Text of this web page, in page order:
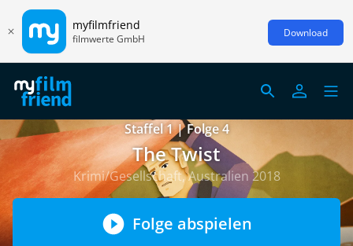
myfilmfriend
filmwerte GmbH Download
Staffel 1 | Folge 4
The Twist
Krimi/Gesellschaft, Australien 2018
Folge abspielen